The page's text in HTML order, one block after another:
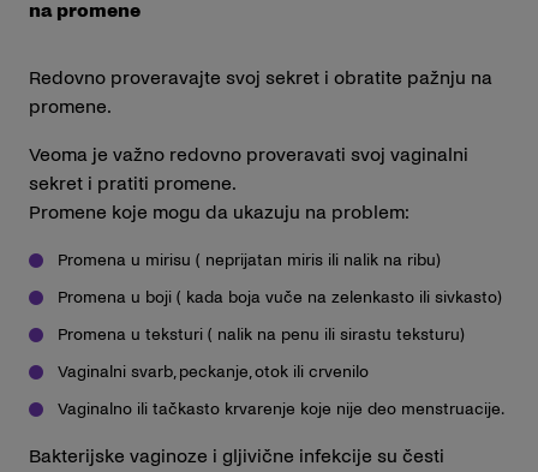
na promene
Redovno proveravajte svoj sekret i obratite pažnju na
promene.
Veoma je važno redovno proveravati svoj vaginalni
sekret i pratiti promene.
Promene koje mogu da ukazuju na problem:
Promena u mirisu ( neprijatan miris ili nalik na ribu)
Promena u boji ( kada boja vuče na zelenkasto ili sivkasto)
Promena u teksturi ( nalik na penu ili sirastu teksturu)
Vaginalni svarb, peckanje, otok ili crvenilo
Vaginalno ili tačkasto krvarenje koje nije deo menstruacije.
Bakterijske vaginoze i gljivične infekcije su česti